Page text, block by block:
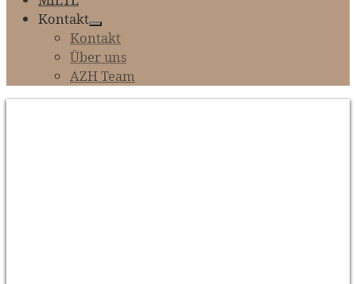
Kontakt
Kontakt
Über uns
AZH Team